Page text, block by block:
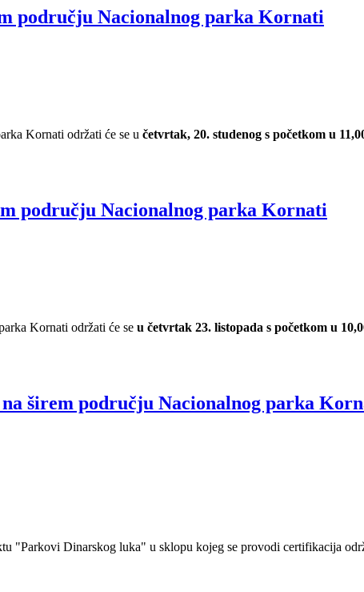
području Nacionalnog parka Kornati
Kornati održati će se u četvrtak, 20. studenog s početkom u
području Nacionalnog parka Kornati
Kornati održati će se u četvrtak 23. listopada s početkom u
širem području Nacionalnog parka
"Parkovi Dinarskog luka" u sklopu kojeg se provodi certifikacija